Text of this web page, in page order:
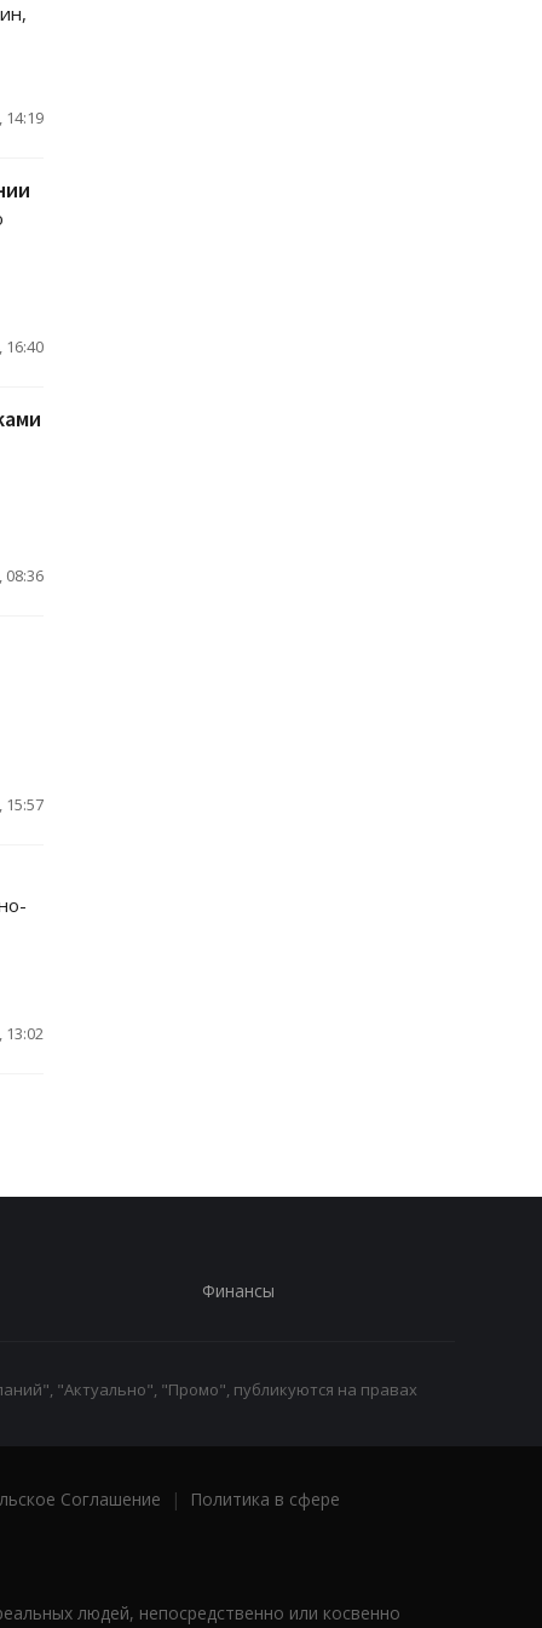
14:19
16:40
08:36
15:57
13:02
Финансы
"Актуально", "Промо", публикуются на правах
Соглашение |
Политика в сфере
людей, непосредственно или косвенно